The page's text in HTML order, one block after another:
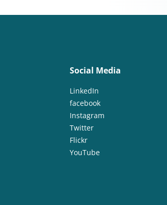
Social Media
LinkedIn
facebook
Instagram
Twitter
Flickr
YouTube